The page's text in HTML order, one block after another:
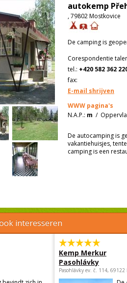
autokemp
, 79802 Mostkovice
De camping is
Corespondentie
tel.: +420 582 362
fax:
E-mail shrijven
WWW pagina's
N.A.P.: m /
De autocamping is
vakantiehuisjes,
camping is een
interesseren
Kemp Merkur
Pasohlávky
Pasohlávky ev. č. 114, 69122